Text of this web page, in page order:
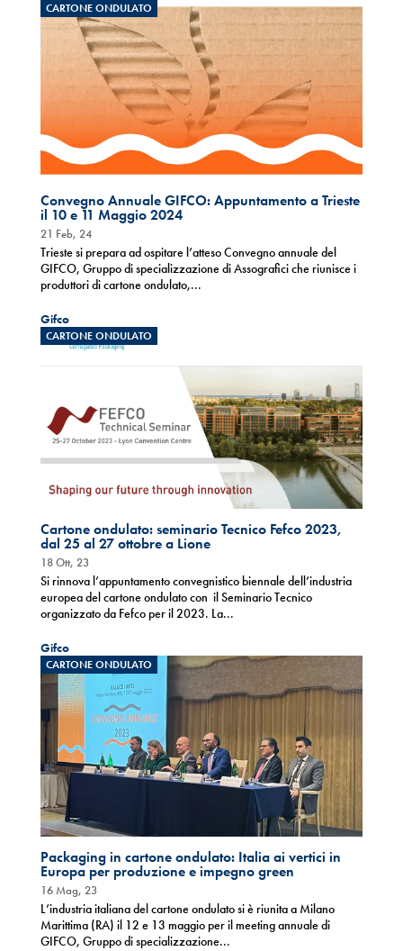
CARTONE ONDULATO
Convegno Annuale GIFCO: Appuntamento a Trieste
il 10 e 11 Maggio 2024
21 Feb, 24
Trieste si prepara ad ospitare l’atteso Convegno annuale del
GIFCO, Gruppo di specializzazione di Assografici che riunisce i
produttori di cartone ondulato,...
Gifco
CARTONE ONDULATO
Cartone ondulato: seminario Tecnico Fefco 2023,
dal 25 al 27 ottobre a Lione
18 Ott, 23
Si rinnova l’appuntamento convegnistico biennale dell’industria
europea del cartone ondulato con il Seminario Tecnico
organizzato da Fefco per il 2023. La...
Gifco
CARTONE ONDULATO
Packaging in cartone ondulato: Italia ai vertici in
Europa per produzione e impegno green
16 Mag, 23
L’industria italiana del cartone ondulato si è riunita a Milano
Marittima (RA) il 12 e 13 maggio per il meeting annuale di
GIFCO, Gruppo di specializzazione...